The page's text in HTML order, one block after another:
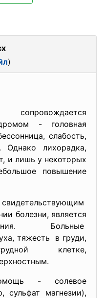
)
- головная
слабость,
Однако лихорадка,
и лишь у некоторых
повышение
болезни, является
Больные
тяжесть в груди,
клетке,
- солевое
сульфат магнезии),